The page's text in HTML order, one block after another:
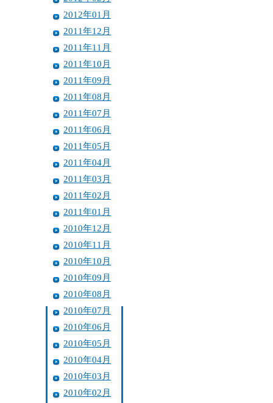
2012年01月
2011年12月
2011年11月
2011年10月
2011年09月
2011年08月
2011年07月
2011年06月
2011年05月
2011年04月
2011年03月
2011年02月
2011年01月
2010年12月
2010年11月
2010年10月
2010年09月
2010年08月
2010年07月
2010年06月
2010年05月
2010年04月
2010年03月
2010年02月